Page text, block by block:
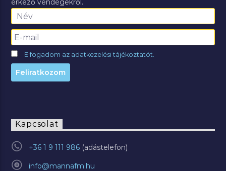
érkező vendégekről.
Elfogadom az adatkezelési tájékoztatót.
Kapcsolat
+36 1 9 111 986
info@mannafm.hu